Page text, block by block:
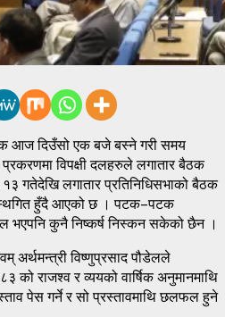
आज दिउँसो एक बजे बस्ने गरी समय
प्रकरणमा विपक्षी दलहरुले लगातार बैठक
गतेदेखि लगातार प्रतिनिधिसभाको बैठक
स्थगित हुँदै आएको छ । पटक–पटक
भएपनि कुनै निष्कर्ष निस्कन सकेको छैन ।
अर्थमन्त्री विष्णुप्रसाद पौडेलले
को राजश्व र व्ययको वार्षिक अनुमानमाथि
पेस गर्ने र सो प्रस्तावमाथि छलफल हुने